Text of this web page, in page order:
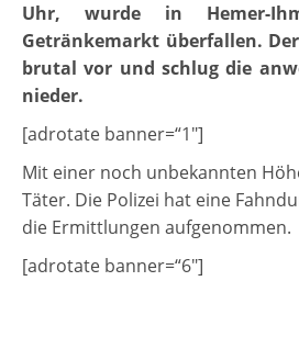
Uhr, wurde in Hemer-
Getränkemarkt überfallen.
brutal vor und schlug die
nieder.
[adrotate banner=“1″]
Mit einer noch unbekannten
Täter. Die Polizei hat eine
die Ermittlungen aufgenommen.
[adrotate banner=“6″]